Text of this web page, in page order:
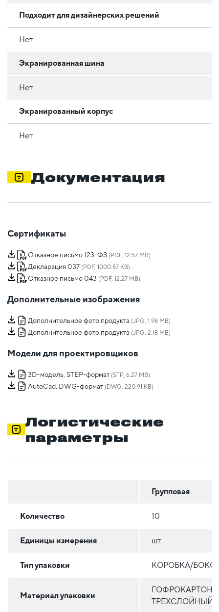
Подходит для дизайнерских решений
Нет
Экранированная шина
Нет
Экранированный корпус
Нет
Документация
Сертификаты
Отказное письмо 123-ФЗ (PDF, 12.57 MB)
Декларация 037 (PDF, 1000.87 KB)
Отказное письмо 043 (PDF, 12.27 MB)
Дополнительные изображения
Дополнительное фото продукта (JPG, 1.98 MB)
Дополнительное фото продукта (JPG, 2.18 MB)
Модели для проектировщиков
3D-модель, STEP-формат (STP, 6.27 MB)
AutoCad, DWG-формат (DWG, 220.91 KB)
Логистические
параметры
Групповая
Количество 10
Единицы измерения шт
Тип упаковки КОРОБКА/БОКС
Материал упаковки
ГОФРОКАРТОН
ТРЕХСЛОЙНЫЙ